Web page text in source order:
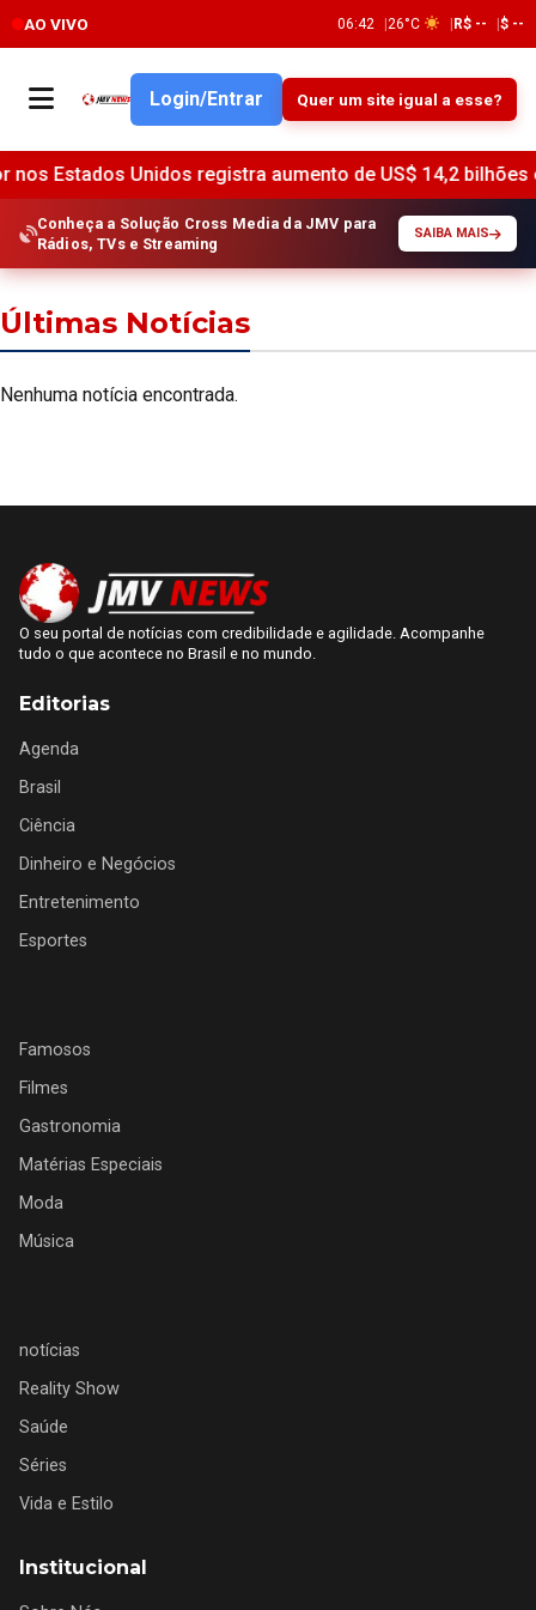
AO VIVO 06:42 26°C R$ -- $ --
Login/Entrar Quer um site igual a esse?
Estados Unidos registra aumento de US$ 14,2 bilhões em
Conheça a Solução Cross Media da JMV para
Rádios, TVs e Streaming
SAIBA MAIS
Últimas Notícias
Nenhuma notícia encontrada.
O seu portal de notícias com credibilidade e agilidade. Acompanhe
tudo o que acontece no Brasil e no mundo.
Editorias
Agenda
Brasil
Ciência
Dinheiro e Negócios
Entretenimento
Esportes
Famosos
Filmes
Gastronomia
Matérias Especiais
Moda
Música
notícias
Reality Show
Saúde
Séries
Vida e Estilo
Institucional